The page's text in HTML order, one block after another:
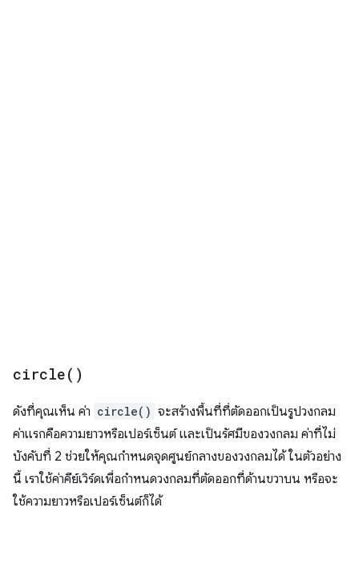
circle( )
ดังที่คุณเห็น ค่า circle() จะสร้างพื้นที่ที่ตัดออกเป็นรูปวงกลม
ค่าแรกคือความยาวหรือเปอร์เซ็นต์ และเป็นรัศมีของวงกลม ค่าที่ไม่
บังคับที่ 2 ช่วยให้คุณกำหนดจุดศูนย์กลางของวงกลมได้ ในตัวอย่าง
นี้ เราใช้ค่าคีย์เวิร์ดเพื่อกำหนดวงกลมที่ตัดออกที่ด้านขวาบน หรือจะ
ใช้ความยาวหรือเปอร์เซ็นต์ก็ได้